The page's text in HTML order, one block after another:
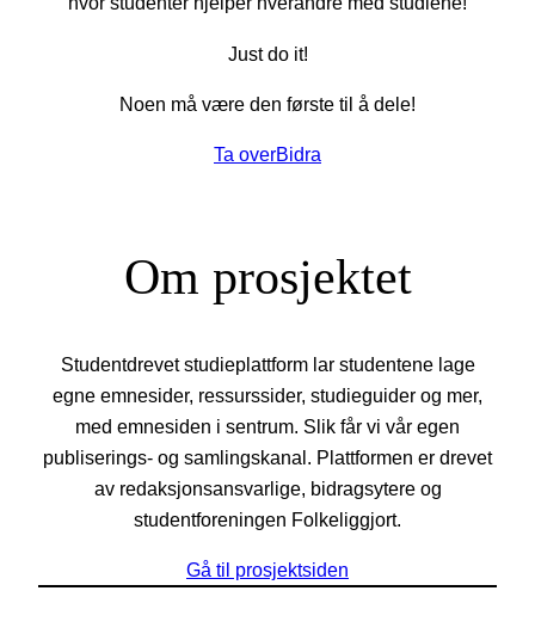
Just do it!
Noen må være den første til å dele!
Ta overBidra
Om prosjektet
Studentdrevet studieplattform lar studentene lage
egne emnesider, ressurssider, studieguider og mer,
med emnesiden i sentrum. Slik får vi vår egen
publiserings- og samlingskanal. Plattformen er drevet
av redaksjonsansvarlige, bidragsytere og
studentforeningen Folkeliggjort.
Gå til prosjektsiden